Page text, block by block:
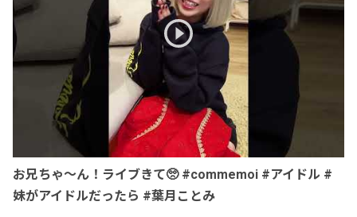
お兄ちゃ〜ん！ライブきて🥺 #commemoi #アイドル #
妹がアイドルだったら #葉月ことみ